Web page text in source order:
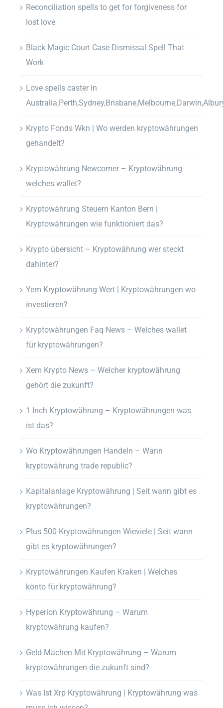
Reconciliation spells to get for forgiveness for
lost love
Black Magic Court Case Dismissal Spell That
Work
Love spells caster in
Krypto Fonds Wkn | Wo werden kryptowährungen
gehandelt?
Kryptowährung Newcomer – Kryptowährung
welches wallet?
Kryptowährung Steuern Kanton Bern |
Kryptowährungen wie funktioniert das?
Krypto übersicht – Kryptowährung wer steckt
dahinter?
Yem Kryptowährung Wert | Kryptowährungen wo
investieren?
Kryptowährungen Faq News – Welches wallet
für kryptowährungen?
Xem Krypto News – Welcher kryptowährung
gehört die zukunft?
1 Inch Kryptowährung – Kryptowährungen was
ist das?
Wo Kryptowährungen Handeln – Wann
kryptowährung trade republic?
Kapitalanlage Kryptowährung | Seit wann gibt es
kryptowährungen?
Plus 500 Kryptowährungen Wieviele | Seit wann
gibt es kryptowährungen?
Kryptowährungen Kaufen Kraken | Welches
konto für kryptowährung?
Hyperion Kryptowährung – Warum
kryptowährung kaufen?
Geld Machen Mit Kryptowährung – Warum
kryptowährungen die zukunft sind?
Was Ist Xrp Kryptowährung | Kryptowährung was